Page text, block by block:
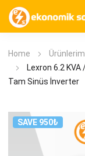
Home
Lexron 6.2
Tam Sinüs İnverter
SAVE 950₺